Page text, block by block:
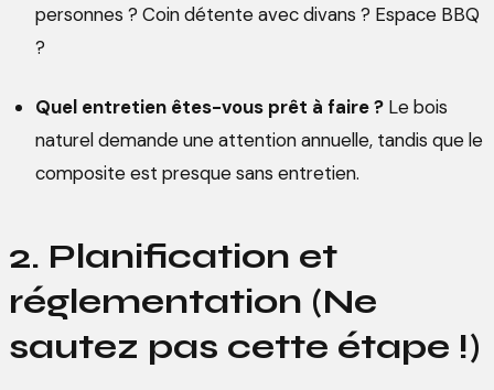
personnes ? Coin détente avec divans ? Espace BBQ
?
Quel entretien êtes-vous prêt à faire ? Le bois
naturel demande une attention annuelle, tandis que le
composite est presque sans entretien.
2. Planification et
réglementation (Ne
sautez pas cette étape !)